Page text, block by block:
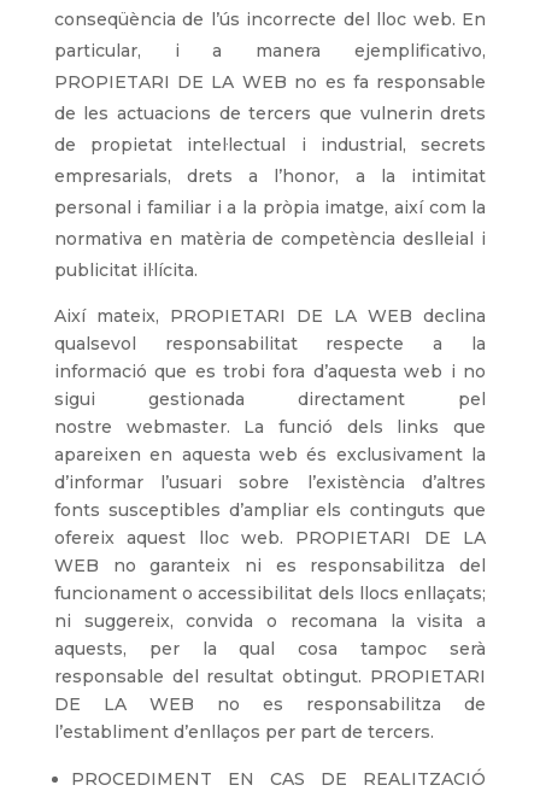
conseqüència de l’ús incorrecte del lloc web. En
particular, i a manera ejemplificativo,
PROPIETARI DE LA WEB no es fa responsable
de les actuacions de tercers que vulnerin drets
de propietat intel·lectual i industrial, secrets
empresarials, drets a l’honor, a la intimitat
personal i familiar i a la pròpia imatge, així com la
normativa en matèria de competència deslleial i
publicitat il·lícita.
Així mateix, PROPIETARI DE LA WEB declina
qualsevol responsabilitat respecte a la
informació que es trobi fora d’aquesta web i no
sigui gestionada directament pel
nostre webmaster. La funció dels links que
apareixen en aquesta web és exclusivament la
d’informar l’usuari sobre l’existència d’altres
fonts susceptibles d’ampliar els continguts que
ofereix aquest lloc web. PROPIETARI DE LA
WEB no garanteix ni es responsabilitza del
funcionament o accessibilitat dels llocs enllaçats;
ni suggereix, convida o recomana la visita a
aquests, per la qual cosa tampoc serà
responsable del resultat obtingut. PROPIETARI
DE LA WEB no es responsabilitza de
l’establiment d’enllaços per part de tercers.
PROCEDIMENT EN CAS DE REALITZACIÓ